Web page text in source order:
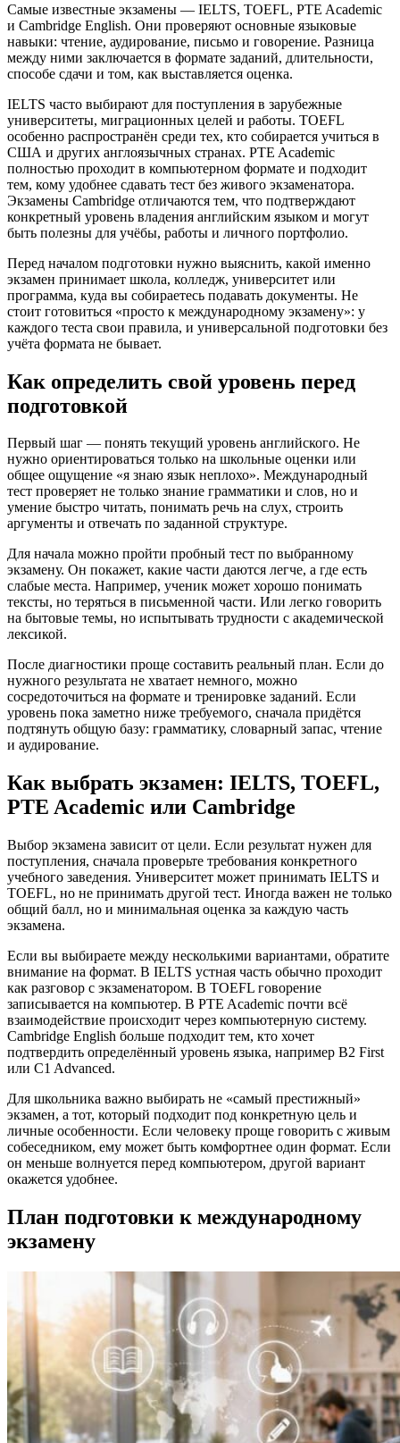
Самые известные экзамены — IELTS, TOEFL, PTE Academic
и Cambridge English. Они проверяют основные языковые
навыки: чтение, аудирование, письмо и говорение. Разница
между ними заключается в формате заданий, длительности,
способе сдачи и том, как выставляется оценка.
IELTS часто выбирают для поступления в зарубежные
университеты, миграционных целей и работы. TOEFL
особенно распространён среди тех, кто собирается учиться в
США и других англоязычных странах. PTE Academic
полностью проходит в компьютерном формате и подходит
тем, кому удобнее сдавать тест без живого экзаменатора.
Экзамены Cambridge отличаются тем, что подтверждают
конкретный уровень владения английским языком и могут
быть полезны для учёбы, работы и личного портфолио.
Перед началом подготовки нужно выяснить, какой именно
экзамен принимает школа, колледж, университет или
программа, куда вы собираетесь подавать документы. Не
стоит готовиться «просто к международному экзамену»: у
каждого теста свои правила, и универсальной подготовки без
учёта формата не бывает.
Как определить свой уровень перед
подготовкой
Первый шаг — понять текущий уровень английского. Не
нужно ориентироваться только на школьные оценки или
общее ощущение «я знаю язык неплохо». Международный
тест проверяет не только знание грамматики и слов, но и
умение быстро читать, понимать речь на слух, строить
аргументы и отвечать по заданной структуре.
Для начала можно пройти пробный тест по выбранному
экзамену. Он покажет, какие части даются легче, а где есть
слабые места. Например, ученик может хорошо понимать
тексты, но теряться в письменной части. Или легко говорить
на бытовые темы, но испытывать трудности с академической
лексикой.
После диагностики проще составить реальный план. Если до
нужного результата не хватает немного, можно
сосредоточиться на формате и тренировке заданий. Если
уровень пока заметно ниже требуемого, сначала придётся
подтянуть общую базу: грамматику, словарный запас, чтение
и аудирование.
Как выбрать экзамен: IELTS, TOEFL,
PTE Academic или Cambridge
Выбор экзамена зависит от цели. Если результат нужен для
поступления, сначала проверьте требования конкретного
учебного заведения. Университет может принимать IELTS и
TOEFL, но не принимать другой тест. Иногда важен не только
общий балл, но и минимальная оценка за каждую часть
экзамена.
Если вы выбираете между несколькими вариантами, обратите
внимание на формат. В IELTS устная часть обычно проходит
как разговор с экзаменатором. В TOEFL говорение
записывается на компьютер. В PTE Academic почти всё
взаимодействие происходит через компьютерную систему.
Cambridge English больше подходит тем, кто хочет
подтвердить определённый уровень языка, например B2 First
или C1 Advanced.
Для школьника важно выбирать не «самый престижный»
экзамен, а тот, который подходит под конкретную цель и
личные особенности. Если человеку проще говорить с живым
собеседником, ему может быть комфортнее один формат. Если
он меньше волнуется перед компьютером, другой вариант
окажется удобнее.
План подготовки к международному
экзамену